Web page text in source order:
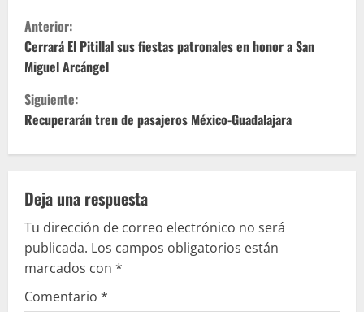
S
i
g
u
e
l
e
y
e
Anterior:
Cerrará El Pitillal sus fiestas patronales en honor a San
Miguel Arcángel
Siguiente:
Recuperarán tren de pasajeros México-Guadalajara
Deja una respuesta
Tu dirección de correo electrónico no será
publicada. Los campos obligatorios están
marcados con *
Comentario *